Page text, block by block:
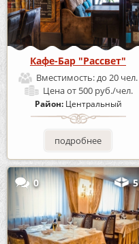
Кафе-Бар "Рассвет"
Вместимость: до 20 чел.
Ценаот 500 руб./чел.
Район: Центральный
подробнее
0 5